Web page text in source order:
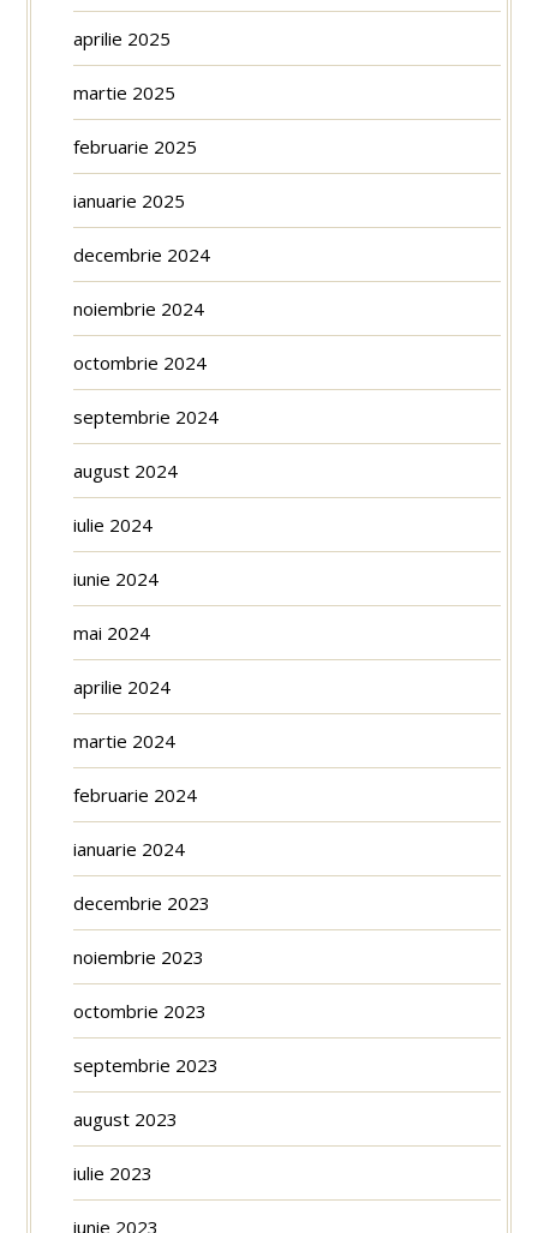
aprilie 2025
martie 2025
februarie 2025
ianuarie 2025
decembrie 2024
noiembrie 2024
octombrie 2024
septembrie 2024
august 2024
iulie 2024
iunie 2024
mai 2024
aprilie 2024
martie 2024
februarie 2024
ianuarie 2024
decembrie 2023
noiembrie 2023
octombrie 2023
septembrie 2023
august 2023
iulie 2023
iunie 2023